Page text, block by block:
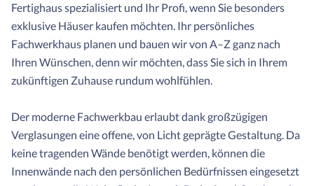
Fertighaus spezialisiert und Ihr Profi, wenn Sie besonders
exklusive Häuser kaufen möchten. Ihr persönliches
Fachwerkhaus planen und bauen wir von A–Z ganz nach
Ihren Wünschen, denn wir möchten, dass Sie sich in Ihrem
zukünftigen Zuhause rundum wohlfühlen.
Der moderne Fachwerkbau erlaubt dank großzügigen
Verglasungen eine offene, von Licht geprägte Gestaltung. Da
keine tragenden Wände benötigt werden, können die
Innenwände nach den persönlichen Bedürfnissen eingesetzt